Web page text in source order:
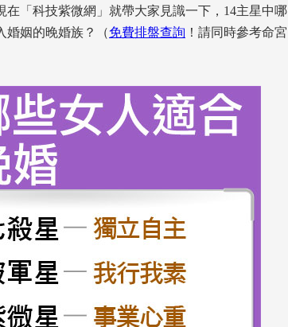
在「科技紫微網」就帶大家見識一下，14主星中哪
婚姻的晚婚族？（免費排盤查詢 ！請同時參考命宮